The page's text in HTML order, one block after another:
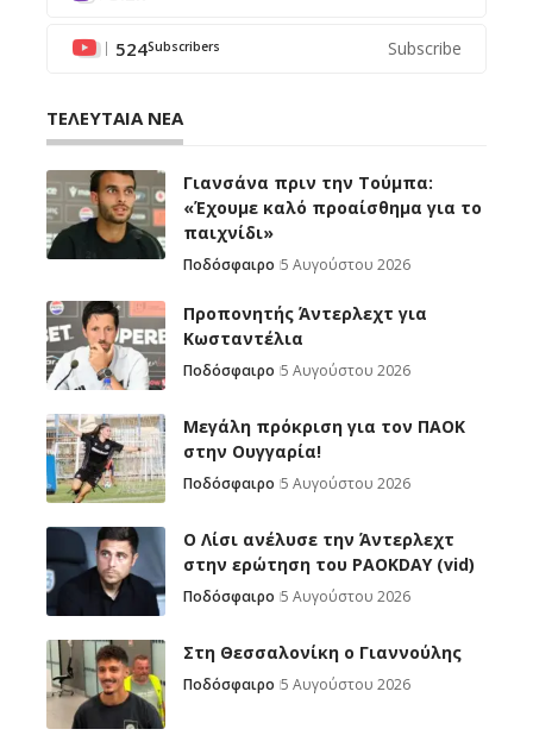
524Subscribers Subscribe
ΤΕΛΕΥΤΑΙΑ ΝΕΑ
Γιανσάνα πριν την Τούμπα:
«Έχουμε καλό προαίσθημα για το
παιχνίδι»
Ποδόσφαιρο 5 Αυγούστου 2026
Προπονητής Άντερλεχτ για
Κωσταντέλια
Ποδόσφαιρο 5 Αυγούστου 2026
Μεγάλη πρόκριση για τον ΠΑΟΚ
στην Ουγγαρία!
Ποδόσφαιρο 5 Αυγούστου 2026
Ο Λίσι ανέλυσε την Άντερλεχτ
στην ερώτηση του PAOKDAY (vid)
Ποδόσφαιρο 5 Αυγούστου 2026
Στη Θεσσαλονίκη ο Γιαννούλης
Ποδόσφαιρο 5 Αυγούστου 2026